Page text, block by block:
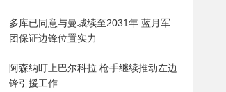
多库已同意与曼城续至2031年 蓝月军
团保证边锋位置实力
阿森纳盯上巴尔科拉 枪手继续推动左边
锋引援工作